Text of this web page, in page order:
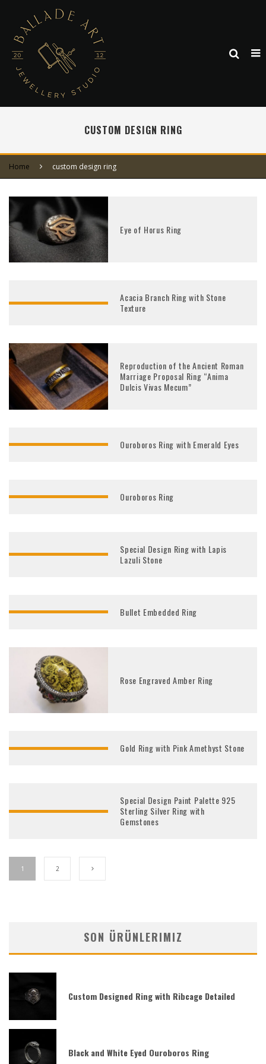
CUSTOM DESIGN RING
Home custom design ring
Eye of Horus Ring
Acacia Branch Ring with Stone
Texture
Reproduction of the Ancient Roman
Marriage Proposal Ring “Anima
Dulcis Vivas Mecum”
Ouroboros Ring with Emerald Eyes
Ouroboros Ring
Special Design Ring with Lapis
Lazuli Stone
Bullet Embedded Ring
Rose Engraved Amber Ring
Gold Ring with Pink Amethyst Stone
Special Design Paint Palette 925
Sterling Silver Ring with
Gemstones
1 2
SON ÜRÜNLERIMIZ
Custom Designed Ring with Ribcage Detailed
Black and White Eyed Ouroboros Ring